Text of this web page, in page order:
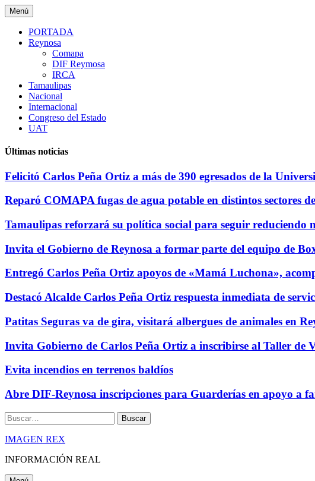
Saltar
al
contenido
Menú
PORTADA
Reynosa
Comapa
DIF Reymosa
IRCA
Tamaulipas
Nacional
Internacional
Congreso del Estado
UAT
Últimas noticias
Felicitó Carlos Peña Ortiz a más de 390 egresados de la
Reparó COMAPA fugas de agua potable en distintos sectores
Tamaulipas reforzará su política social para seguir reduciendo
Invita el Gobierno de Reynosa a formar parte del equipo de
Entregó Carlos Peña Ortiz apoyos de «Mamá Luchona»,
Destacó Alcalde Carlos Peña Ortiz respuesta inmediata de
Patitas Seguras va de gira, visitará albergues de animales en
Invita Gobierno de Carlos Peña Ortiz a inscribirse al Taller de
Evita incendios en terrenos baldíos
Abre DIF-Reynosa inscripciones para Guarderías en apoyo a
Buscar
IMAGEN REX
INFORMACIÓN REAL